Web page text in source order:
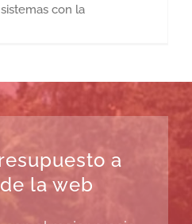
con la
a
la web